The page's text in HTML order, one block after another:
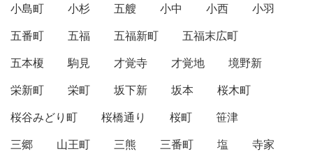
小島町
小杉 五艘 小中 小西
小羽
五番町
五福 五福新町
五福末広町
五本榎
駒見 才覚寺 才覚地
境野新
栄新町
栄町 坂下新 坂本
桜木町
桜谷みどり町
桜橋通り 桜町
笹津
三郷
山王町 三熊 三番町 塩
寺家